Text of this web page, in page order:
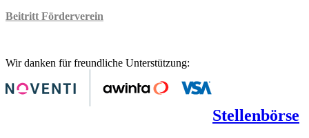
Beitritt Förderverein
Wir danken für freundliche Unterstützung:
Stellenbörse